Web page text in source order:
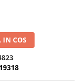
IN COS